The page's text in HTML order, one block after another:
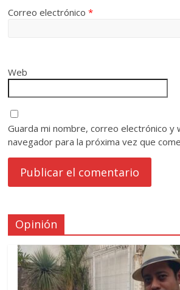
Correo electrónico*
Web
Guarda mi nombre, correo electrónico y
navegador para la próxima vez que
Opinión